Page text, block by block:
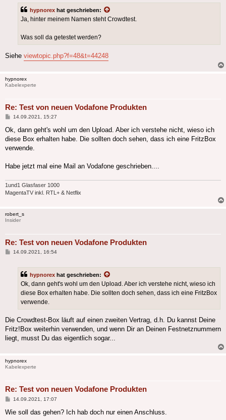
hypnorex hat geschrieben:
Ja, hinter meinem Namen steht Crowdtest.
Was soll da getestet werden?
Siehe viewtopic.php?f=48&t=44248
hypnorex
Kabelexperte
Re: Test von neuen Vodafone Produkten
Beitrag
14.09.2021, 15:27
Ok, dann geht's wohl um den Upload. Aber ich verstehe nicht, wieso ich
diese Box erhalten habe. Die sollten doch sehen, dass ich eine FritzBox
verwende.
Habe jetzt mal eine Mail an Vodafone geschrieben....
1und1 Glasfaser 1000
MagentaTV inkl. RTL+ & Netflix
robert_s
Insider
Re: Test von neuen Vodafone Produkten
Beitrag
14.09.2021, 16:54
hypnorex hat geschrieben:
Ok, dann geht's wohl um den Upload. Aber ich verstehe nicht, wieso ich
diese Box erhalten habe. Die sollten doch sehen, dass ich eine FritzBox
verwende.
Die Crowdtest-Box läuft auf einen zweiten Vertrag, d.h. Du kannst Deine
Fritz!Box weiterhin verwenden, und wenn Dir an Deinen Festnetznummern
liegt, musst Du das eigentlich sogar...
hypnorex
Kabelexperte
Re: Test von neuen Vodafone Produkten
Beitrag
14.09.2021, 17:07
Wie soll das gehen? Ich hab doch nur einen Anschluss.